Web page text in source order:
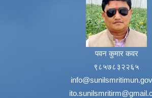
पवन कुमार कवर
९८५७८३२२६५